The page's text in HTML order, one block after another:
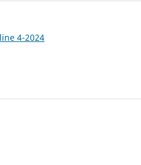
4-2024